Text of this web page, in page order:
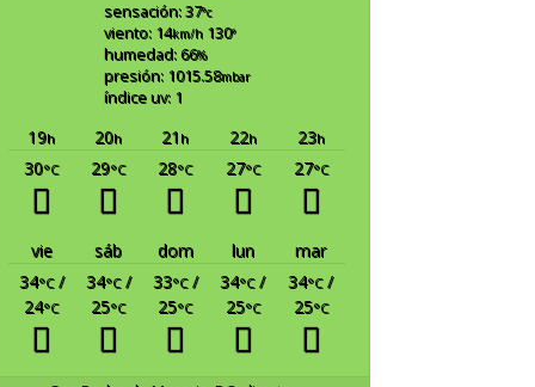
sensación: 37°c
viento: 14km/h 130°
humedad: 66%
presión: 1015.58mbar
índice uv: 1
19h 20h 21 h 22h 23h
30°C 29°C 28°C 27°C 27°C
vie sáb dom lun
mar
34°C/
24°C
34°C/
25°C
33°C/
25°C
34°C/
25°C
34°C/
25°C